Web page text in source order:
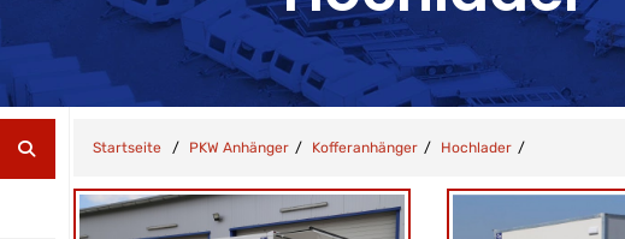
Startseite PKW Anhänger Kofferanhänger Hochlader